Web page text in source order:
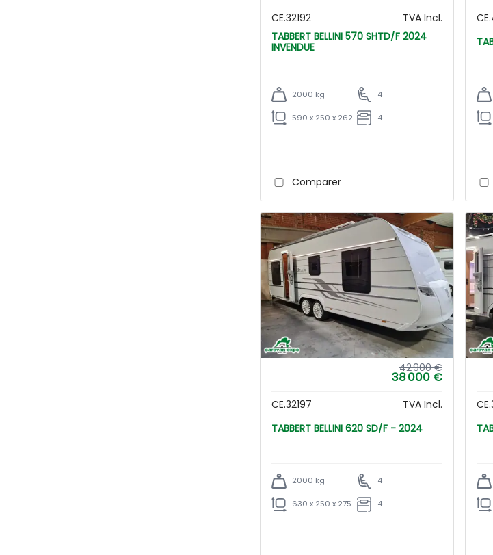
CE.32192
TVA Incl.
TABBERT BELLINI 570 SHTD/F 2024
INVENDUE
2000 kg 4
590 x 250 x 262 4
Comparer
42 900 €
38 000 €
CE.32197
TVA Incl.
TABBERT BELLINI 620 SD/F - 2024
2000 kg 4
630 x 250 x 275 4